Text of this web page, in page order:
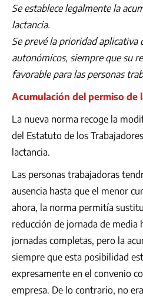
Se establece legalmente la
lactancia.
Se prevé la prioridad aplicativa
autonómicos, siempre que su
favorable para las personas
Acumulación del permiso de
La nueva norma recoge la
del Estatuto de los
lactancia.
Las personas trabajadoras
ausencia hasta que el menor
ahora, la norma permitía
reducción de jornada de media
jornadas completas, pero la
siempre que esta posibilidad
expresamente en el convenio
empresa. De lo contrario, no